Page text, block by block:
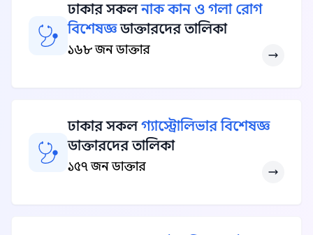
ঢাকার সকলনাক কান ও গলা রোগ
বিশেষজ্ঞডাক্তারদের তালিকা
১৬৮ জন ডাক্তার
ঢাকার সকলগ্যাস্ট্রোলিভার বিশেষজ্ঞ
ডাক্তারদের তালিকা
১৫৭ জন ডাক্তার